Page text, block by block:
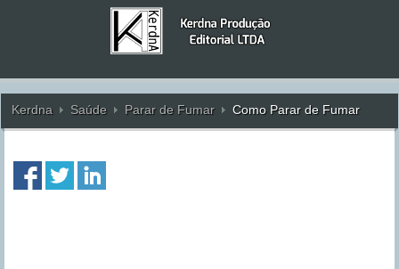
Kerdna Saúde Parar de Fumar Como Parar de Fumar